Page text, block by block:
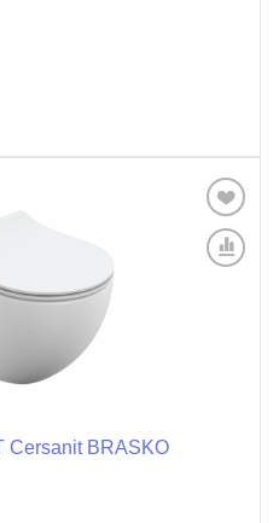
Cersanit BRASKO